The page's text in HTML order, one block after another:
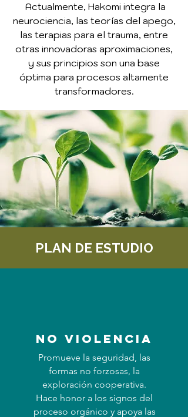
Actualmente, Hakomi integra la
neurociencia, las teorías del apego,
las terapias para el trauma, entre
otras innovadoras aproximaciones,
y sus principios son una base
óptima para procesos altamente
transformadores.
PLAN DE ESTUDIO
no violencia
Promueve la seguridad, las
formas no forzosas, la
exploración cooperativa.
Hace honor a los signos del
proceso orgánico y apoya las